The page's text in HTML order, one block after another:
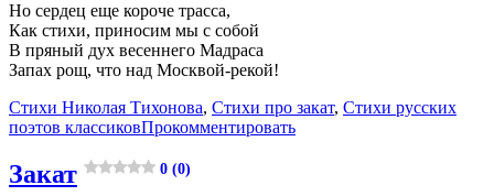
Но сердец еще короче трасса,
Как стихи, приносим мы с собой
В пряный дух весеннего Мадраса
Запах рощ, что над Москвой-рекой!
Стихи Николая Тихонова, Стихи про закат, Стихи русских
поэтов классиковПрокомментировать
Закат 0 (0)